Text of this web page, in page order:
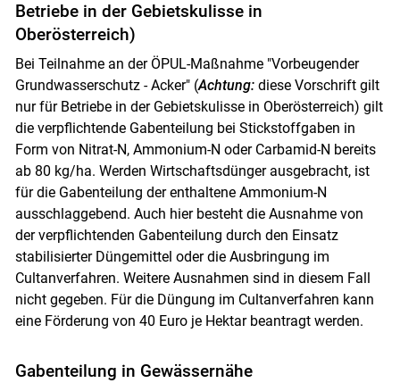
Betriebe in der Gebietskulisse in
Oberösterreich)
Bei Teilnahme an der ÖPUL-Maßnahme "Vorbeugender
Grundwasserschutz - Acker" (Achtung:diese Vorschrift gilt
nur für Betriebe in der Gebietskulisse in Oberösterreich) gilt
die verpflichtende Gabenteilung bei Stickstoffgaben in
Form von Nitrat-N, Ammonium-N oder Carbamid-N bereits
ab 80 kg/ha. Werden Wirtschaftsdünger ausgebracht, ist
für die Gabenteilung der enthaltene Ammonium-N
ausschlaggebend. Auch hier besteht die Ausnahme von
der verpflichtenden Gabenteilung durch den Einsatz
stabilisierter Düngemittel oder die Ausbringung im
Cultanverfahren. Weitere Ausnahmen sind in diesem Fall
nicht gegeben. Für die Düngung im Cultanverfahren kann
eine Förderung von 40 Euro je Hektar beantragt werden.
Gabenteilung in Gewässernähe